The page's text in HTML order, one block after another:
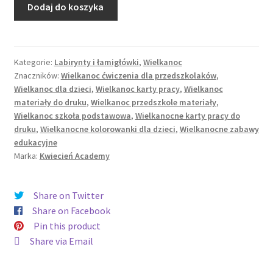
labiryntów
Dodaj do koszyka
Kategorie: Labirynty i łamigłówki, Wielkanoc
Znaczników: Wielkanoc ćwiczenia dla przedszkolaków,
Wielkanoc dla dzieci, Wielkanoc karty pracy, Wielkanoc
materiały do druku, Wielkanoc przedszkole materiały,
Wielkanoc szkoła podstawowa, Wielkanocne karty pracy do
druku, Wielkanocne kolorowanki dla dzieci, Wielkanocne zabawy
edukacyjne
Marka: Kwiecień Academy
Share on Twitter
Share on Facebook
Pin this product
Share via Email